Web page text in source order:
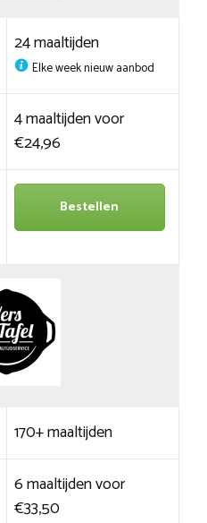
24 maaltijden
Elke week nieuw aanbod
4 maaltijden voor
€24,96
Bestellen
170+ maaltijden
6 maaltijden voor
€33,50